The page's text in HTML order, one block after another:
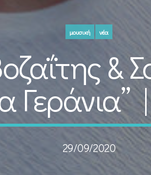
μουσική νέα
&
Γεράνια”
29/09/2020